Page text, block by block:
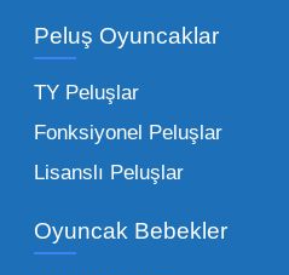
adetli stok
sürpriz paketler ve
harçlıklarıyla
Çocuk Oyuncakları
Bebeklik döneminden
toptan tedariği
Peluş Oyuncaklar
TY Peluşlar
Fonksiyonel Peluşlar
Lisanslı Peluşlar
Oyuncak Bebekler